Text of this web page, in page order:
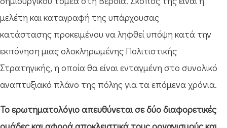
μελέτη και καταγραφή της υπάρχουσας
κατάστασης προκειμένου να ληφθεί υπόψη κατά την
εκπόνηση μιας ολοκληρωμένης Πολιτιστικής
Στρατηγικής, η οποία θα είναι ενταγμένη στο συνολικό
αναπτυξιακό πλάνο της πόλης για τα επόμενα χρόνια.
Το ερωτηματολόγιο απευθύνεται σε δύο διαφορετικές